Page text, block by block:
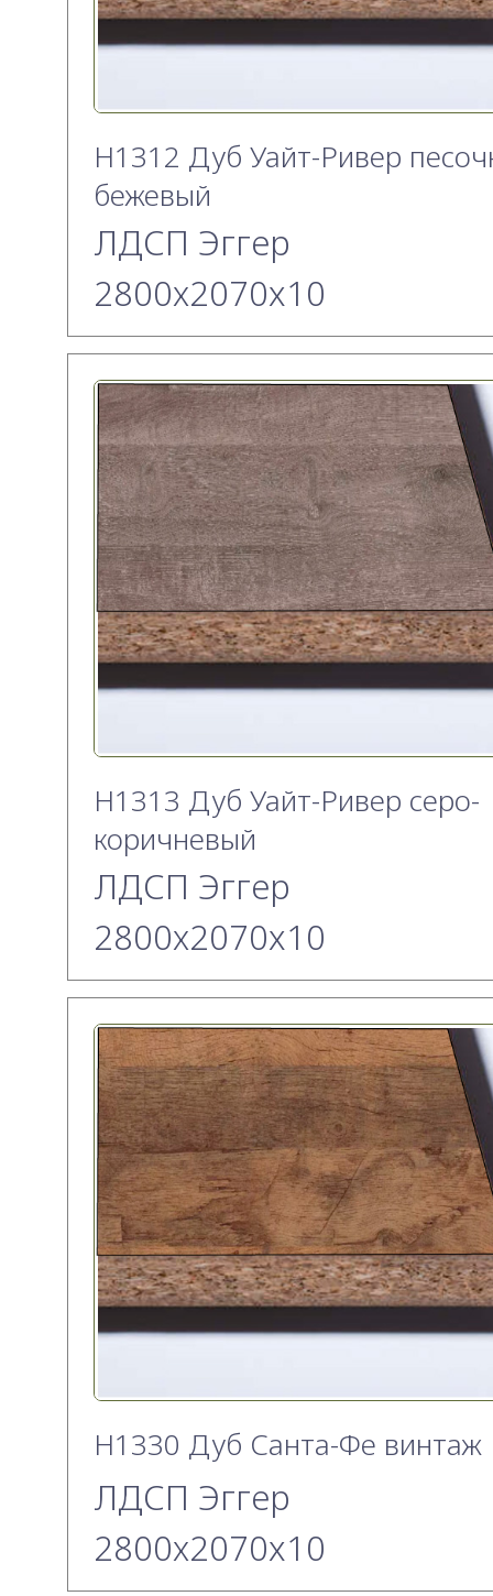
H1312 Дуб Уайт-Ривер
бежевый
ЛДСП Эггер
2800х2070x10
H1313 Дуб Уайт-Ривер серо-
коричневый
ЛДСП Эггер
2800х2070x10
H1330 Дуб Санта-Фе винтаж
ЛДСП Эггер
2800х2070x10